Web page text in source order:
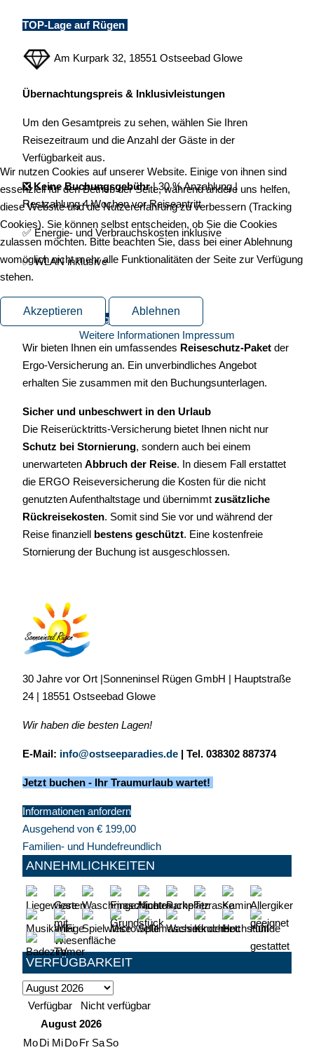
TOP-Lage auf Rügen
Am Kurpark 32, 18551 Ostseebad Glowe
Übernachtungspreis & Inklusivleistungen
Um den Gesamtpreis zu sehen, wählen Sie Ihren
Reisezeitraum und die Anzahl der Gäste in der
Verfügbarkeit aus.
❎ Keine Buchungsgebühr| 30 % Anzahlung |
Restzahlung 4 Wochen vor Reiseantritt
✅ Energie- und Verbrauchskosten inklusive
✅ WLAN inklusive
Reisen ohne Sorgen
Wir bieten Ihnen ein umfassendes Reiseschutz-Paket der
Ergo-Versicherung an. Ein unverbindliches Angebot
erhalten Sie zusammen mit den Buchungsunterlagen.
Sicher und unbeschwert in den Urlaub
Die Reiserücktritts-Versicherung bietet Ihnen nicht nur
Schutz bei Stornierung, sondern auch bei einem
unerwarteten Abbruch der Reise. In diesem Fall erstattet
die ERGO Reiseversicherung die Kosten für die nicht
genutzten Aufenthaltstage und übernimmt zusätzliche
Rückreisekosten. Somit sind Sie vor und während der
Reise finanziell bestens geschützt. Eine kostenfreie
Stornierung der Buchung ist ausgeschlossen.
30 Jahre vor Ort |Sonneninsel Rügen GmbH | Hauptstraße
24 | 18551 Ostseebad Glowe
Wir haben die besten Lagen!
E-Mail: info@ostseeparadies.de | Tel. 038302 887374
Jetzt buchen - Ihr Traumurlaub wartet!
Informationen anfordern
Ausgehend von € 199,00
Familien- und Hundefreundlich
ANNEHMLICHKEITEN
VERFÜGBARKEIT
Verfügbar
Nicht verfügbar
August 2026
MoDi MiDoFr SaSo
Wir nutzen Cookies auf unserer Website. Einige von ihnen sind
essenziell für den Betrieb der Seite, während andere uns helfen,
diese Website und die Nutzererfahrung zu verbessern (Tracking
Cookies). Sie können selbst entscheiden, ob Sie die Cookies
zulassen möchten. Bitte beachten Sie, dass bei einer Ablehnung
womöglich nicht mehr alle Funktionalitäten der Seite zur Verfügung
stehen.
Akzeptieren
Ablehnen
Weitere Informationen Impressum